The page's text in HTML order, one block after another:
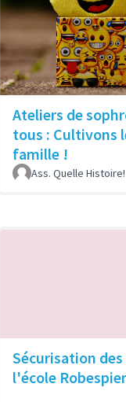
Ateliers de
tous : Cultivons
famille !
Ass. Quelle Histoire!
Sécurisation
l'école